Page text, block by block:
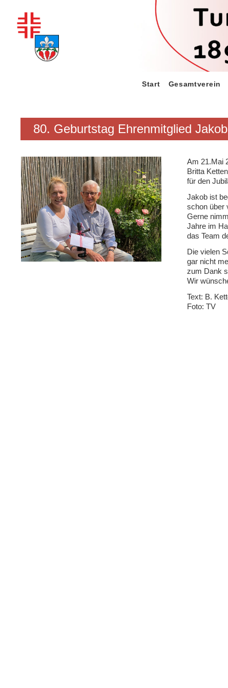
springen
Start Gesamtverein
80. Geburtstag Ehrenmitglied
Am 21.Mai
Britta
für den
Jakob ist
schon über
Gerne
Jahre im
das Team
Die vielen
gar nicht
zum Dank
Wir
Text: B.
Foto: TV